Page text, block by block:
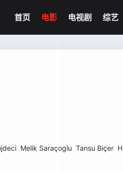
首页 电影 电视剧 综艺
Melik Saraçoglu Tansu Biçer Hakki Kurtulus